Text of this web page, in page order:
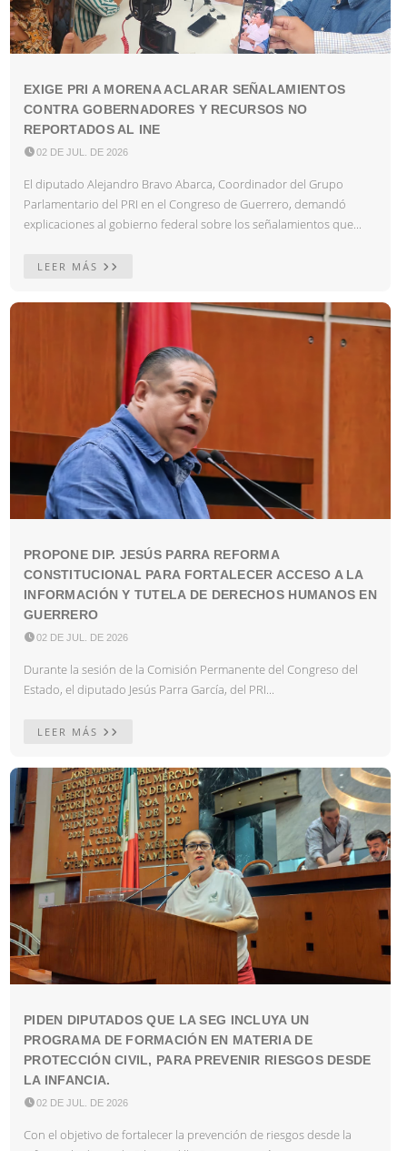
EXIGE PRI A MORENA ACLARAR SEÑALAMIENTOS
CONTRA GOBERNADORES Y RECURSOS NO
REPORTADOS AL INE
02 DE JUL. DE 2026
El diputado Alejandro Bravo Abarca, Coordinador del Grupo
Parlamentario del PRI en el Congreso de Guerrero, demandó
explicaciones al gobierno federal sobre los señalamientos que...
LEER MÁS
PROPONE DIP. JESÚS PARRA REFORMA
CONSTITUCIONAL PARA FORTALECER ACCESO A LA
INFORMACIÓN Y TUTELA DE DERECHOS HUMANOS EN
GUERRERO
02 DE JUL. DE 2026
Durante la sesión de la Comisión Permanente del Congreso del
Estado, el diputado Jesús Parra García, del PRI...
LEER MÁS
PIDEN DIPUTADOS QUE LA SEG INCLUYA UN
PROGRAMA DE FORMACIÓN EN MATERIA DE
PROTECCIÓN CIVIL, PARA PREVENIR RIESGOS DESDE
LA INFANCIA.
02 DE JUL. DE 2026
Con el objetivo de fortalecer la prevención de riesgos desde la